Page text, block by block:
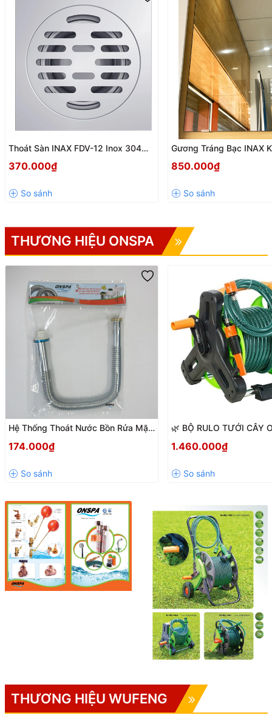
Thoát Sàn INAX FDV-12 Inox 304
Đẹp Theo Thời Gian
370.000₫
Gương Tráng Bạc INAX
Không Gian Phòng Tắm
850.000₫
THƯƠNG HIỆU ONSPA
Hệ Thống Thoát Nước Bồn Rửa Mặt
Xi Phông Lavabo Chống Gỉ
174.000₫
🌿 BỘ RULO TƯỚI CÂY
TƯỚI CÂY, RỬA XE
1.460.000₫
THƯƠNG HIỆU WUFENG